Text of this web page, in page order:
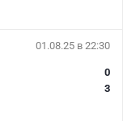
01.08.25 в 22:30
0
3